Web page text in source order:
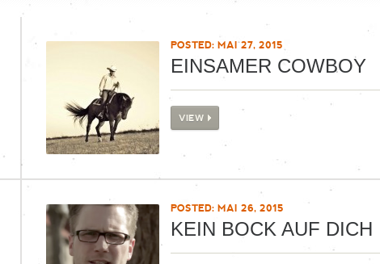
POSTED: MAI 27, 2015
EINSAMER COWBOY
VIEW
POSTED: MAI 26, 2015
KEIN BOCK AUF DICH